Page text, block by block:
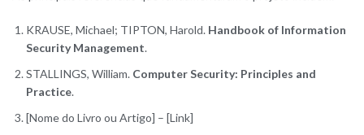
KRAUSE, Michael; TIPTON, Harold. Handbook of Information
Security Management.
STALLINGS, William. Computer Security: Principles and
Practice.
[Nome do Livro ou Artigo] – [Link]